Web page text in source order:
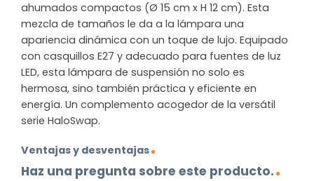
ahumados compactos (Ø 15 cm x H 12 cm). Esta
mezcla de tamaños le da a la lámpara una
apariencia dinámica con un toque de lujo. Equipado
con casquillos E27 y adecuado para fuentes de luz
LED, esta lámpara de suspensión no solo es
hermosa, sino también práctica y eficiente en
energía. Un complemento acogedor de la versátil
serie HaloSwap.
Ventajas y desventajas
Haz una pregunta sobre este producto.